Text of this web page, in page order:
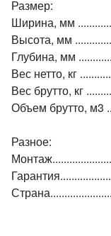
Размер:
Ширина, мм
Высота, мм
Глубина, мм
Вес нетто, кг
Вес брутто, кг
Объем брутто, м3
Разное: